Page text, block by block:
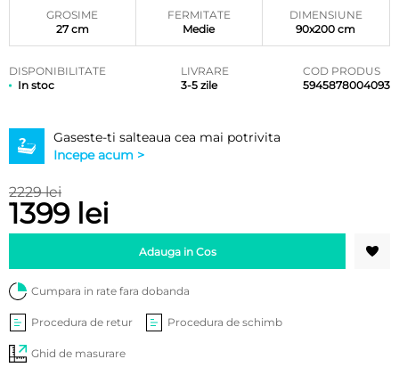
GROSIME
27 cm
FERMITATE
Medie
DIMENSIUNE
90x200 cm
DISPONIBILITATE
In stoc
LIVRARE
3-5 zile
COD PRODUS
5945878004093
Gaseste-ti salteaua cea mai potrivita
Incepe acum >
2229 lei
1399 lei
Adauga in Cos
Cumpara in rate fara dobanda
Procedura de retur Procedura de schimb
Ghid de masurare